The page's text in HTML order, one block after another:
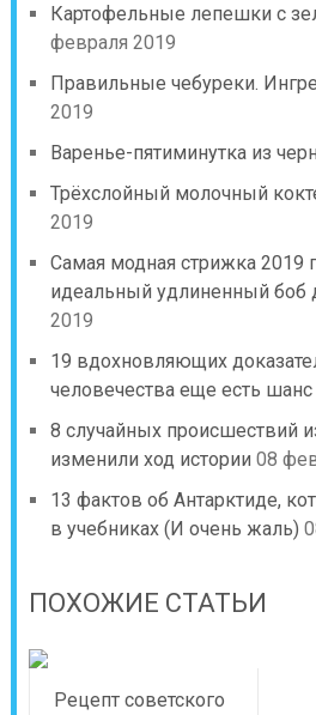
Картофельные лепешки с
февраля 2019
Правильные чебуреки.
2019
Варенье-пятиминутка из
Трёхслойный молочный
2019
Самая модная стрижка 2019
идеальный удлиненный боб
2019
19 вдохновляющих
человечества еще есть шанс
8 случайных происшествий
изменили ход истории 08
13 фактов об Антарктиде,
в учебниках (И очень жаль)
ПОХОЖИЕ СТАТЬИ
Рецепт советского